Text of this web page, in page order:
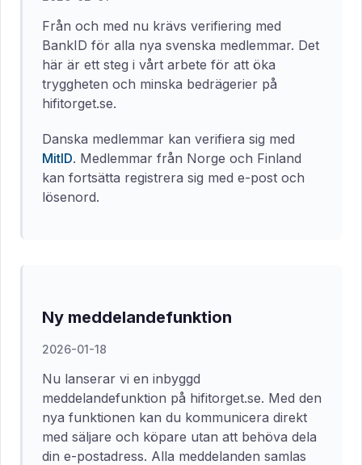
Från och med nu krävs verifiering med
BankID för alla nya svenska medlemmar. Det
här är ett steg i vårt arbete för att öka
tryggheten och minska bedrägerier på
hifitorget.se.
Danska medlemmar kan verifiera sig med
MitID. Medlemmar från Norge och Finland
kan fortsätta registrera sig med e-post och
lösenord.
Ny meddelandefunktion
2026-01-18
Nu lanserar vi en inbyggd
meddelandefunktion på hifitorget.se. Med den
nya funktionen kan du kommunicera direkt
med säljare och köpare utan att behöva dela
din e-postadress. Alla meddelanden samlas